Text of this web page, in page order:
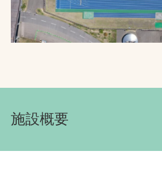
文字の見えづらさや操作にお
施設概要